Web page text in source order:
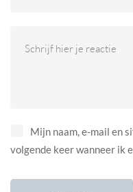
Mijn naam, e-mail en
volgende keer wanneer ik